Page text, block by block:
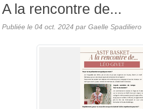
A la rencontre de...
Publiée le 04 oct. 2024 par Gaelle Spadiliero